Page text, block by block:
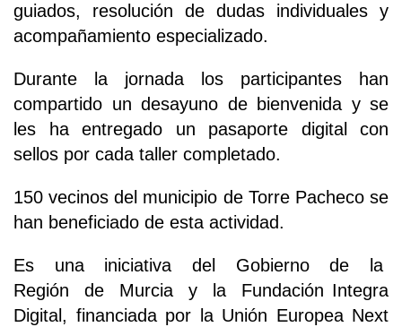
guiados, resolución de dudas individuales y
acompañamiento especializado.
Durante la jornada los participantes han
compartido un desayuno de bienvenida y se
les ha entregado un pasaporte digital con
sellos por cada taller completado.
150 vecinos del municipio de Torre Pacheco se
han beneficiado de esta actividad.
Es una iniciativa del Gobierno de la
Región de Murcia y la Fundación Integra
Digital, financiada por la Unión Europea Next